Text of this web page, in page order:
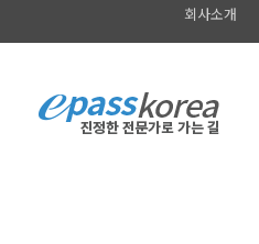
회사소개